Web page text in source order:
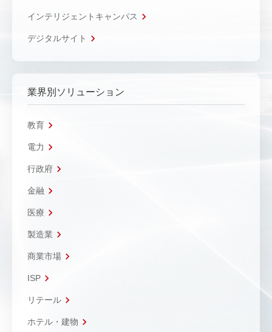
インテリジェントキャンパス
デジタルサイト
業界別ソリューション
教育
電力
行政府
金融
医療
製造業
商業市場
ISP
リテール
ホテル・建物